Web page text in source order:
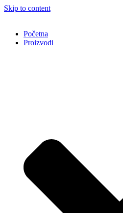
Skip to content
Početna
Proizvodi